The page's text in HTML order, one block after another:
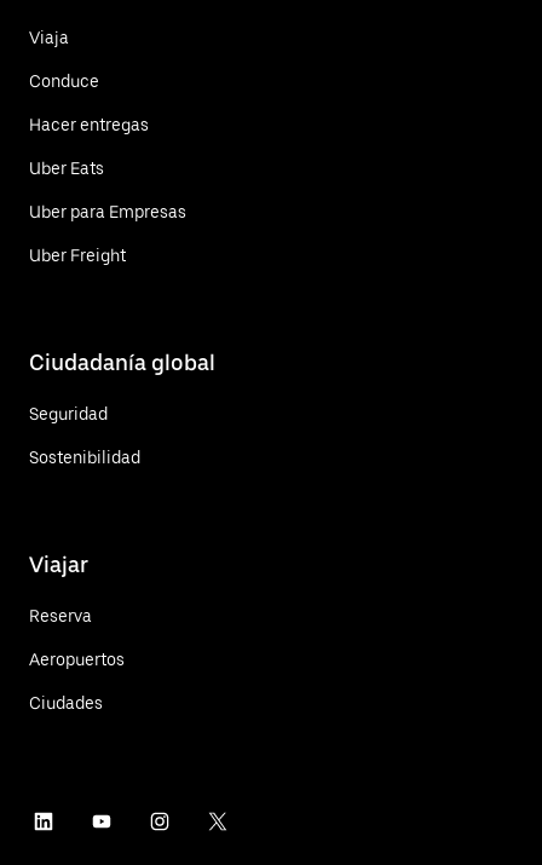
Viaja
Conduce
Hacer entregas
Uber Eats
Uber para Empresas
Uber Freight
Ciudadanía global
Seguridad
Sostenibilidad
Viajar
Reserva
Aeropuertos
Ciudades